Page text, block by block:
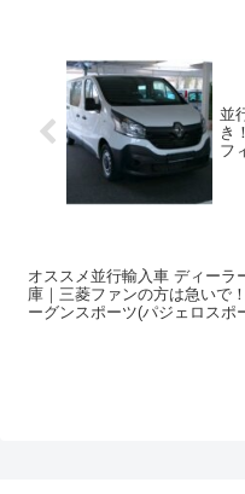
並
き
フ
オススメ並行輸入車 ディーラ
庫｜三菱ファンの方は急いで
ーグンスポーツ(パジェロスポ